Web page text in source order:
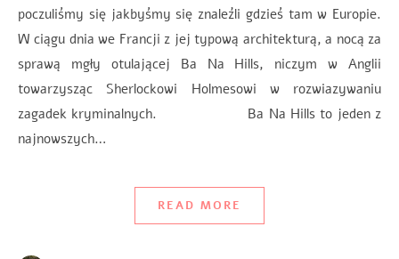
poczuliśmy się jakbyśmy się znaleźli gdzieś tam w Europie.
W ciągu dnia we Francji z jej typową architekturą, a nocą za
sprawą mgły otulającej Ba Na Hills, niczym w Anglii
towarzysząc Sherlockowi Holmesowi w rozwiazywaniu
zagadek kryminalnych. Ba Na Hills to jeden z
najnowszych…
READ MORE